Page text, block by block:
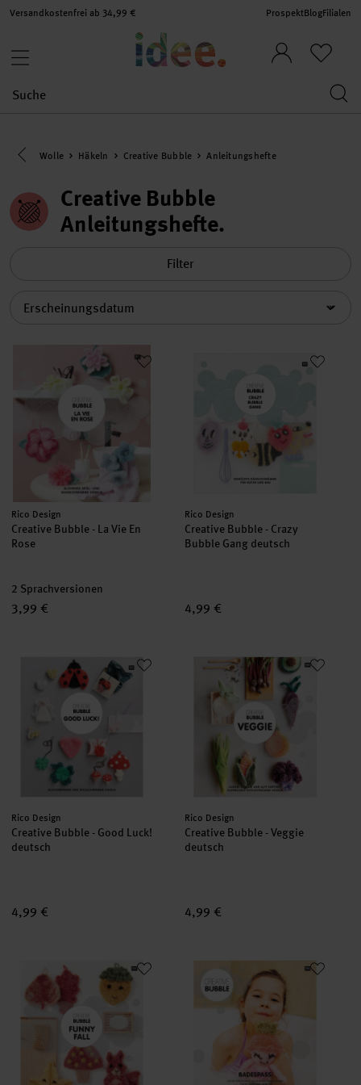
Versandkostenfrei ab 34,99 € ProspektBlogFilialen
Eine Kategorie zurück navigieren
Wolle Häkeln Creative Bubble Anleitungshefte
Creative Bubble
Anleitungshefte
Filter
Creative Bubble - La Vie En Rose
Hersteller:
Rico Design
Creative Bubble - La Vie En
Rose
2 Sprachversionen
3,99 €
Creative Bubble - Crazy
Hersteller:
Rico Design
Creative Bubble - Crazy
Bubble Gang deutsch
4,99 €
Creative Bubble - Good Luck!
Hersteller:
Rico Design
Creative Bubble - Good Luck!
deutsch
4,99 €
Creative Bubble - Veggie
Hersteller:
Rico Design
Creative Bubble - Veggie
deutsch
4,99 €
Creative Bubble - Funny Fall Creative Bubble - Bubble